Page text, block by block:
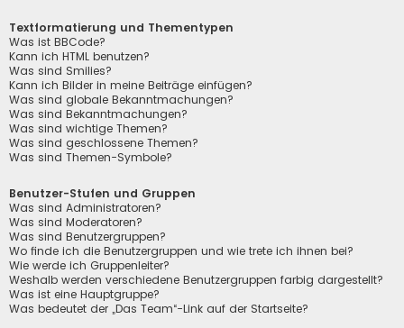
Textformatierung und Thementypen
Was ist BBCode?
Kann ich HTML benutzen?
Was sind Smilies?
Kann ich Bilder in meine Beiträge einfügen?
Was sind globale Bekanntmachungen?
Was sind Bekanntmachungen?
Was sind wichtige Themen?
Was sind geschlossene Themen?
Was sind Themen-Symbole?
Benutzer-Stufen und Gruppen
Was sind Administratoren?
Was sind Moderatoren?
Was sind Benutzergruppen?
Wo finde ich die Benutzergruppen und wie trete ich ihnen bei?
Wie werde ich Gruppenleiter?
Weshalb werden verschiedene Benutzergruppen farbig dargestellt?
Was ist eine Hauptgruppe?
Was bedeutet der „Das Team“-Link auf der Startseite?